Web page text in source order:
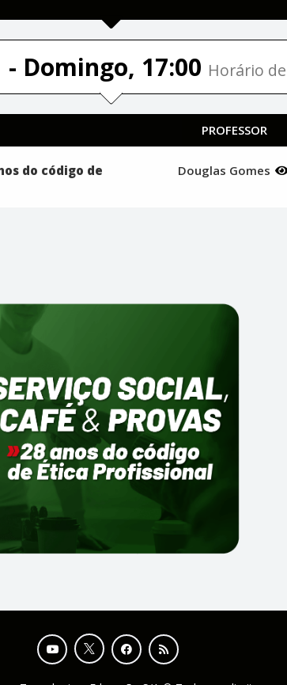
Domingo, 17:00 Horário
PROFESSOR
do código de
Douglas Gomes